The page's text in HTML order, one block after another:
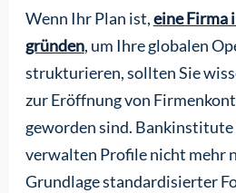
Wenn Ihr Plan ist,eine Firma
gründen, um Ihre globalen
strukturieren, sollten Sie
zur Eröffnung von
geworden sind.
verwalten Profile nicht mehr
Grundlage standardisierter